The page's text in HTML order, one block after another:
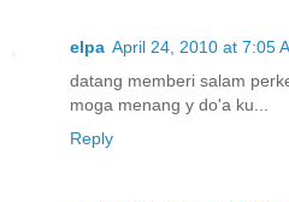
elpa April 24, 2010 at 7:05
datang memberi salam
moga menang y do'a ku...
Reply